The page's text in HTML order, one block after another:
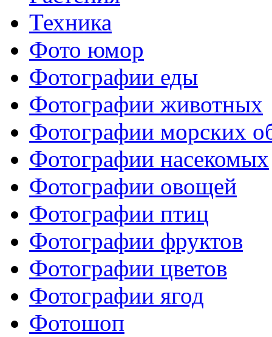
Техника
Фото юмор
Фотографии еды
Фотографии животных
Фотографии морских
Фотографии насекомых
Фотографии овощей
Фотографии птиц
Фотографии фруктов
Фотографии цветов
Фотографии ягод
Фотошоп